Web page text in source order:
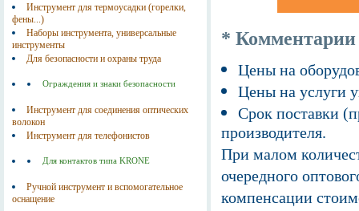
Инструмент для термоусадки (горелки,
фены...)
Наборы инструмента, универсальные
инструменты
Для безопасности и охраны труда
Ограждения и знаки безопасности
Инструмент для соединения оптических
волокон
Инструмент для телефонистов
Для контактов типа KRONE
Ручной инструмент и вспомогательное
оснащение
* Комментарии
Цены на
Цены на услуги
Срок поставки
производителя.
При малом
очередного
компенсации